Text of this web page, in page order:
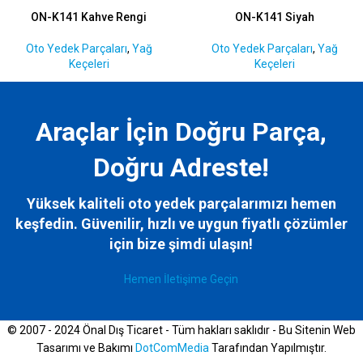
ON-K141 Kahve Rengi
Oto Yedek Parçaları, Yağ
Keçeleri
ON-K141 Siyah
Oto Yedek Parçaları, Yağ
Keçeleri
Araçlar İçin Doğru Parça,
Doğru Adreste!
Yüksek kaliteli oto yedek parçalarımızı hemen
keşfedin. Güvenilir, hızlı ve uygun fiyatlı çözümler
için bizeşimdi ulaşın!
Hemen İletişime Geçin
© 2007 - 2024 Önal Dış Ticaret - Tüm hakları saklıdır - Bu Sitenin Web
Tasarımı ve Bakımı DotComMedia Tarafından Yapılmıştır.